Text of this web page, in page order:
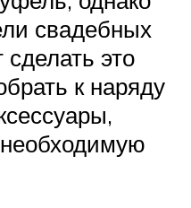
свадебных
это
к наряду